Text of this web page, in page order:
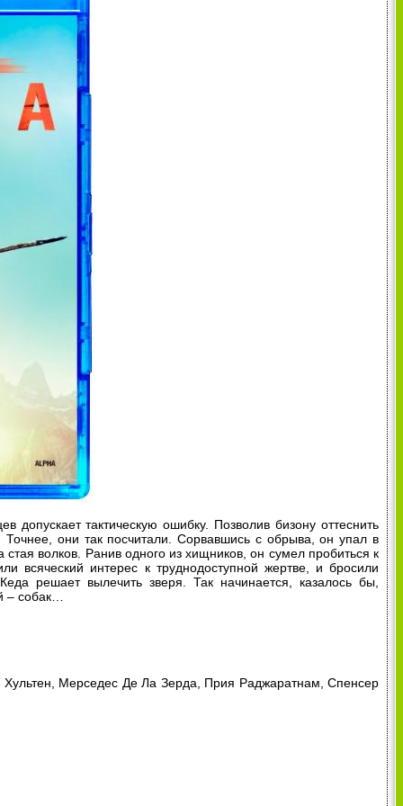
тактическую ошибку. Позволив бизону оттеснить
они так посчитали. Сорвавшись с обрыва, он упал в
волков. Ранив одного из хищников, он сумел пробиться к
всяческий интерес к труднодоступной жертве, и бросили
решает вылечить зверя. Так начинается, казалось бы,
– собак…
Мерседес Де Ла Зерда, Прия Раджаратнам, Спенсер